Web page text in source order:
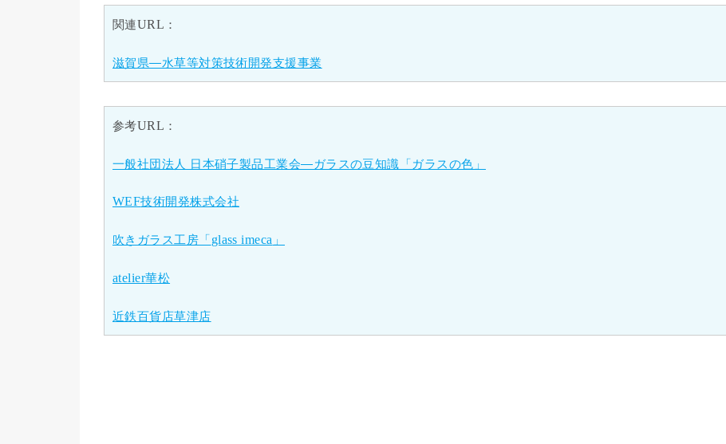
関連URL ：
滋賀県―水草等対策技術開発支援事業
参考URL ：
一般社団法人 日本硝子製品工業会―ガラスの豆知識「ガラスの色」
WEF技術開発株式会社
吹きガラス工房「glass imeca 」
atelier華松
近鉄百貨店草津店